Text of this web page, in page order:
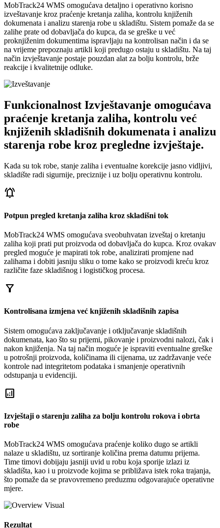
MobTrack24 WMS omogućava detaljno i operativno korisno
izveštavanje kroz praćenje kretanja zaliha, kontrolu knjiženih
dokumenata i analizu starenja robe u skladištu. Sistem pomaže da se
zalihe prate od dobavljača do kupca, da se greške u već
proknjiženim dokumentima ispravljaju na kontrolisan način i da se
na vrijeme prepoznaju artikli koji predugo ostaju u skladištu. Na taj
način izvještavanje postaje pouzdan alat za bolju kontrolu, brže
reakcije i kvalitetnije odluke.
Funkcionalnost Izvještavanje omogućava
praćenje kretanja zaliha, kontrolu već
knjiženih skladišnih dokumenata i analizu
starenja robe kroz pregledne izvještaje.
Kada su tok robe, stanje zaliha i eventualne korekcije jasno vidljivi,
skladište radi sigurnije, preciznije i uz bolju operativnu kontrolu.
notifications_active
Potpun pregled kretanja zaliha kroz skladišni tok
MobTrack24 WMS omogućava sveobuhvatan izveštaj o kretanju
zaliha koji prati put proizvoda od dobavljača do kupca. Kroz ovakav
pregled moguće je mapirati tok robe, analizirati promjene nad
zalihama i dobiti jasniju sliku o tome kako se proizvodi kreću kroz
različite faze skladišnog i logističkog procesa.
filter_alt
Kontrolisana izmjena već knjiženih skladišnih zapisa
Sistem omogućava zaključavanje i otključavanje skladišnih
dokumenata, kao što su prijemi, pikovanje i proizvodni nalozi, čak i
nakon knjiženja. Na taj način moguće je ispraviti eventualne greške
u potrošnji proizvoda, količinama ili cijenama, uz zadržavanje veće
kontrole nad integritetom podataka i smanjenje operativnih
odstupanja u evidenciji.
analytics
Izvještaji o starenju zaliha za bolju kontrolu rokova i obrta
robe
MobTrack24 WMS omogućava praćenje koliko dugo se artikli
nalaze u skladištu, uz sortiranje količina prema datumu prijema.
Time timovi dobijaju jasniji uvid u robu koja sporije izlazi iz
skladišta, kao i u proizvode kojima se približava istek roka trajanja,
što pomaže da se pravovremeno preduzmu odgovarajuće operativne
mjere.
Rezultat